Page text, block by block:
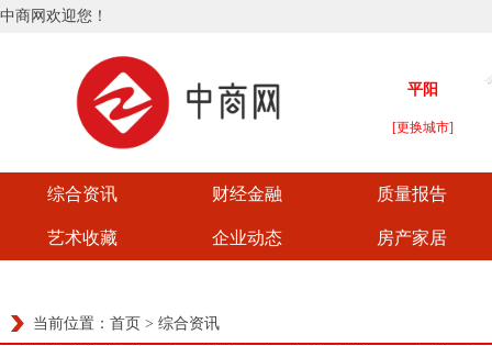
中商网欢迎您！
综合资讯 财经金融 质量报告
艺术收藏 企业动态 房产家居
当前位置： 首页 > 综合资讯